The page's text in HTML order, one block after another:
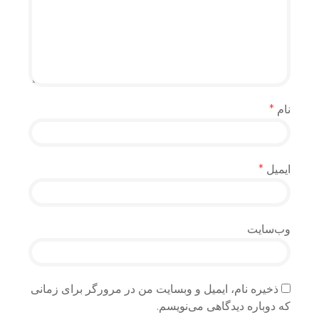
نام *
ایمیل *
وب‌سایت
ذخیره نام، ایمیل و وبسایت من در مرورگر برای زمانی
که دوباره دیدگاهی می‌نویسم.